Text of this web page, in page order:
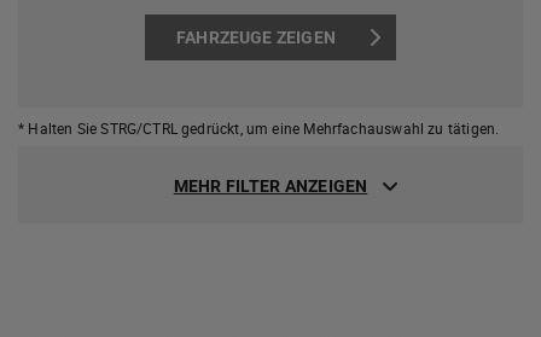
FAHRZEUGE ZEIGEN
* Halten Sie STRG/CTRL gedrückt, um eine Mehrfachauswahl zu tätigen.
MEHR FILTER ANZEIGEN